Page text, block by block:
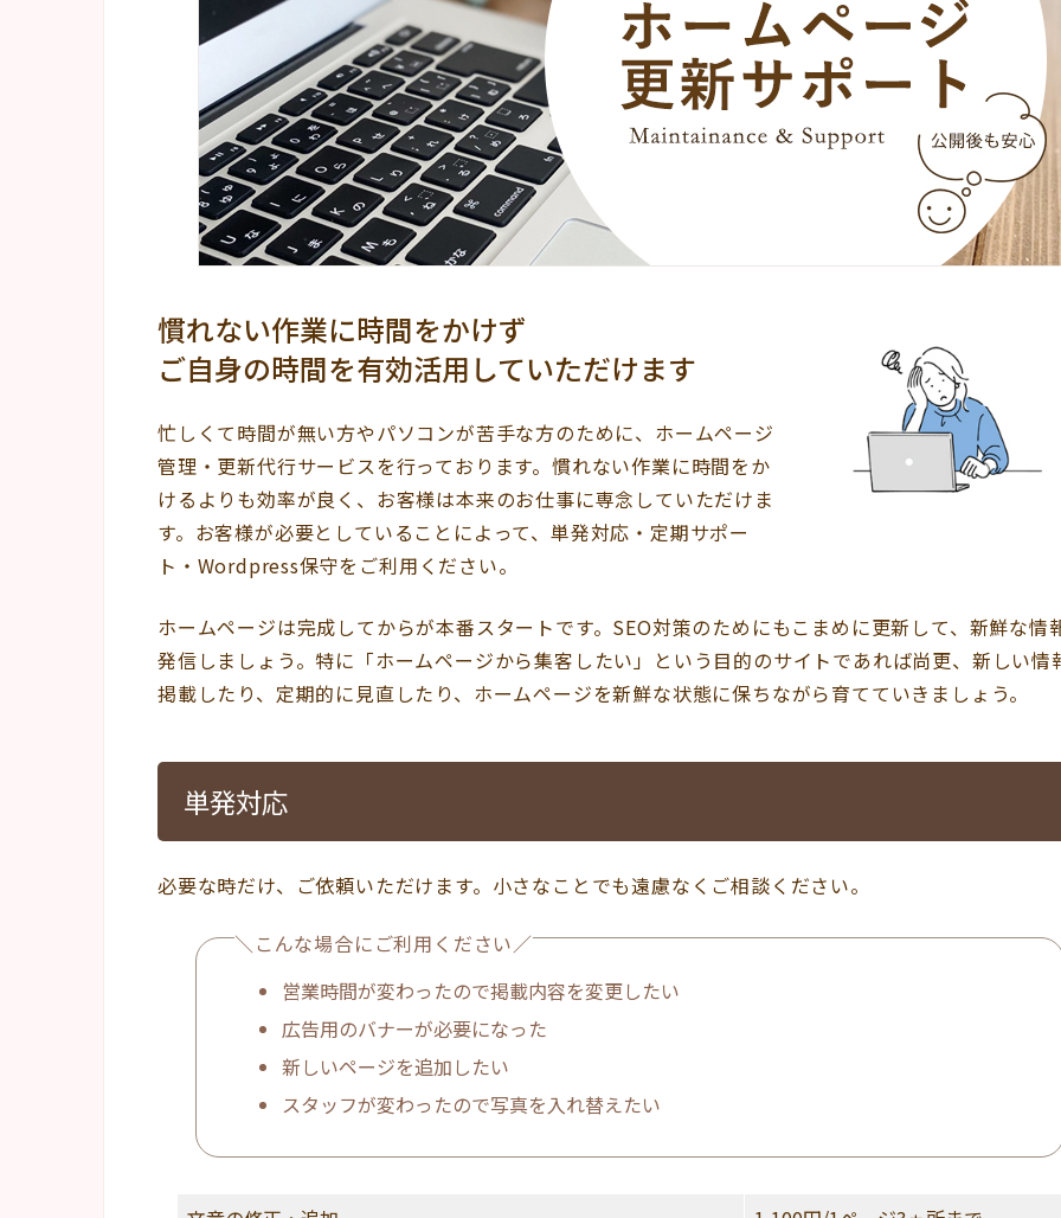
慣れない作業に時間をかけず
ご自身の時間を有効活用していただけます
忙しくて時間が無い方やパソコンが苦手な方のために、ホームページ
管理・更新代行サービスを行っております。慣れない作業に時間をか
けるよりも効率が良く、お客様は本来のお仕事に専念していただけま
す。お客様が必要としていることによって、単発対応・定期サポー
ト・Wordpress保守をご利用ください。
ホームページは完成してからが本番スタートです。SEO対策のためにもこまめに更新して、新鮮な情
発信しましょう。特に「ホームページから集客したい」という目的のサイトであれば尚更、新しい情
掲載したり、定期的に見直したり、ホームページを新鮮な状態に保ちながら育てていきましょう。
単発対応
必要な時だけ、ご依頼いただけます。小さなことでも遠慮なくご相談ください。
＼こんな場合にご利用ください／
営業時間が変わったので掲載内容を変更したい
広告用のバナーが必要になった
新しいページを追加したい
スタッフが変わったので写真を入れ替えたい